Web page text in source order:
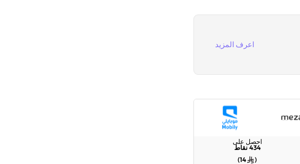
اعرف المزيد
احصل على
434نقاط
(
14
)